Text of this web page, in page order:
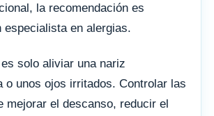
la recomendación es
especialista en alergias.
solo aliviar una nariz
o unos ojos irritados. Controlar las
mejorar el descanso, reducir el